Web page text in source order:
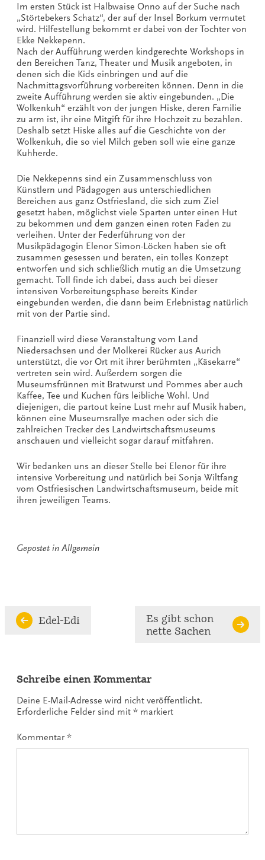
Im ersten Stück ist Halbwaise Onno auf der Suche nach
„Störtebekers Schatz“, der auf der Insel Borkum vermutet
wird. Hilfestellung bekommt er dabei von der Tochter von
Ekke Nekkepenn.
Nach der Aufführung werden kindgerechte Workshops in
den Bereichen Tanz, Theater und Musik angeboten, in
denen sich die Kids einbringen und auf die
Nachmittagsvorführung vorbereiten können. Denn in die
zweite Aufführung werden sie aktiv eingebunden. „Die
Wolkenkuh“ erzählt von der jungen Hiske, deren Familie
zu arm ist, ihr eine Mitgift für ihre Hochzeit zu bezahlen.
Deshalb setzt Hiske alles auf die Geschichte von der
Wolkenkuh, die so viel Milch geben soll wie eine ganze
Kuhherde.
Die Nekkepenns sind ein Zusammenschluss von
Künstlern und Pädagogen aus unterschiedlichen
Bereichen aus ganz Ostfriesland, die sich zum Ziel
gesetzt haben, möglichst viele Sparten unter einen Hut
zu bekommen und dem ganzen einen roten Faden zu
verleihen. Unter der Federführung von der
Musikpädagogin Elenor Simon-Löcken haben sie oft
zusammen gesessen und beraten, ein tolles Konzept
entworfen und sich schließlich mutig an die Umsetzung
gemacht. Toll finde ich dabei, dass auch bei dieser
intensiven Vorbereitungsphase bereits Kinder
eingebunden werden, die dann beim Erlebnistag natürlich
mit von der Partie sind.
Finanziell wird diese Veranstaltung vom Land
Niedersachsen und der Molkerei Rücker aus Aurich
unterstützt, die vor Ort mit ihrer berühmten „Käsekarre“
vertreten sein wird. Außerdem sorgen die
Museumsfrünnen mit Bratwurst und Pommes aber auch
Kaffee, Tee und Kuchen fürs leibliche Wohl. Und
diejenigen, die partout keine Lust mehr auf Musik haben,
können eine Museumsrallye machen oder sich die
zahlreichen Trecker des Landwirtschaftsmuseums
anschauen und vielleicht sogar darauf mitfahren.
Wir bedanken uns an dieser Stelle bei Elenor für ihre
intensive Vorbereitung und natürlich bei Sonja Wiltfang
vom Ostfriesischen Landwirtschaftsmuseum, beide mit
ihren jeweiligen Teams.
Gepostet in Allgemein
Continue
Reading
Edel-Edi
Es gibt schon
nette Sachen
Schreibe einen Kommentar
Deine E-Mail-Adresse wird nicht veröffentlicht.
Erforderliche Felder sind mit * markiert
Kommentar*